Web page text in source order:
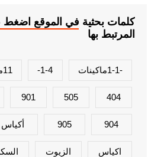
كلمات بحثية في الموقع اضغط
المرتبط بها
-1-1ماكينات 1-4- 11ماكينات
404
505
901
904
905 أكياس
اكياس الزيوت